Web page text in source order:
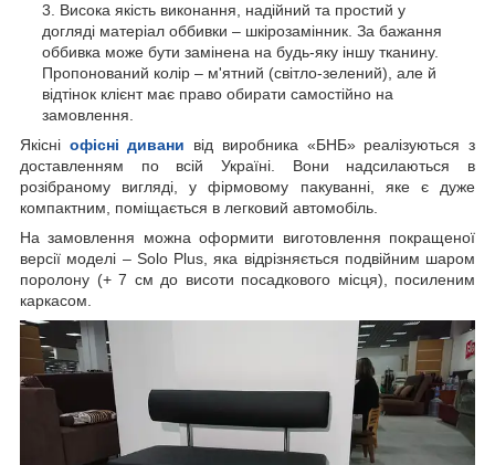
Висока якість виконання, надійний та простий у
догляді матеріал оббивки – шкірозамінник. За бажання
оббивка може бути замінена на будь-яку іншу тканину.
Пропонований колір – м'ятний (світло-зелений), але й
відтінок клієнт має право обирати самостійно на
замовлення.
Якісні офісні дивани від виробника «БНБ» реалізуються з
доставленням по всій Україні. Вони надсилаються в
розібраному вигляді, у фірмовому пакуванні, яке є дуже
компактним, поміщається в легковий автомобіль.
На замовлення можна оформити виготовлення покращеної
версії моделі – Solo Plus, яка відрізняється подвійним шаром
поролону (+ 7 см до висоти посадкового місця), посиленим
каркасом.